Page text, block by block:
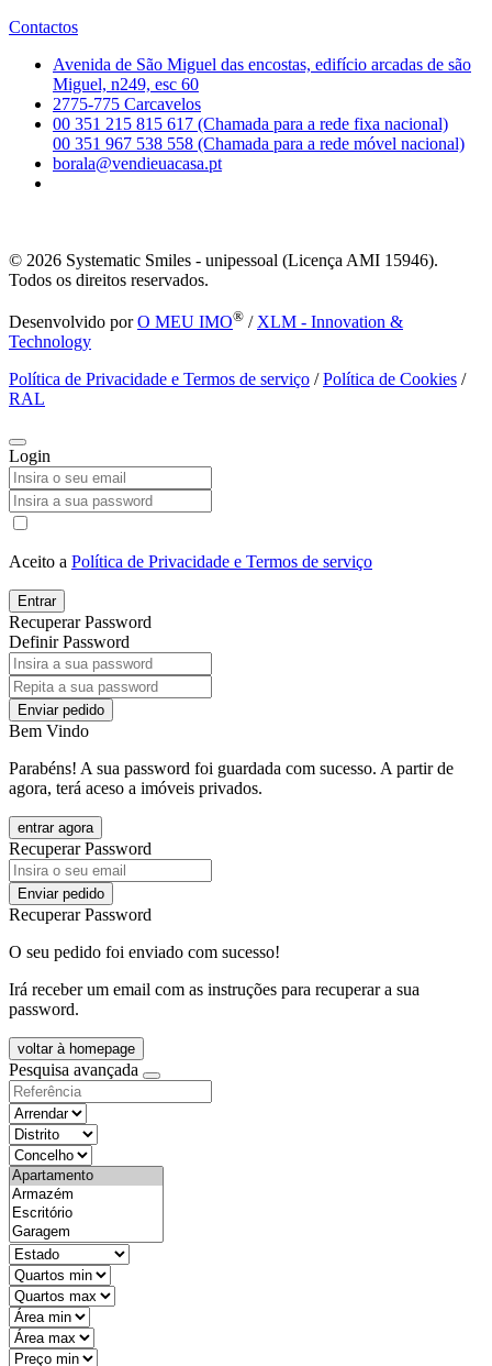
Contactos
Avenida de São Miguel das encostas, edifício arcadas de são
Miguel, n249, esc 60
2775-775 Carcavelos
00 351 215 815 617 (Chamada para a rede fixa nacional)
00 351 967 538 558 (Chamada para a rede móvel nacional)
borala@vendieuacasa.pt
© 2026 Systematic Smiles - unipessoal (Licença AMI 15946).
Todos os direitos reservados.
Desenvolvido porO MEU IMO® / XLM - Innovation &
Technology
Política de Privacidade e Termos de serviço /Política de Cookies /
RAL
Login
Aceito a Política de Privacidade e Termos de serviço
Entrar
Recuperar Password
Definir Password
Enviar pedido
Bem Vindo
Parabéns! A sua password foi guardada com sucesso. A partir de
agora, terá aceso a imóveis privados.
entrar agora
Recuperar Password
Enviar pedido
Recuperar Password
O seu pedido foi enviado com sucesso!
Irá receber um email com as instruções para recuperar a sua
password.
voltar à homepage
Pesquisa avançada
objective
districtId
countyId
types
state
mintypo
maxtypo
minarea
maxarea
minprice